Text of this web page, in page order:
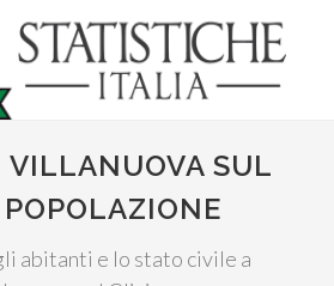
SUL
abitanti e lo stato civile a